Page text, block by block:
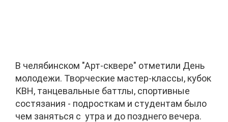
В челябинском "Арт-сквере" отметили День
молодежи. Творческие мастер-классы, кубок
КВН, танцевальные баттлы, спортивные
состязания - подросткам и студентам было
чем заняться с утра и до позднего вечера.